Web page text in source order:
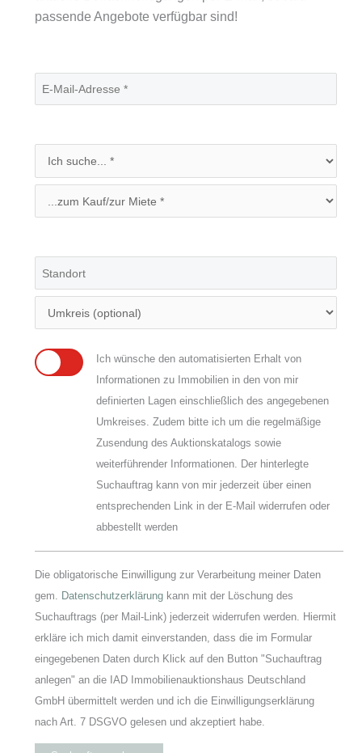
passende Angebote verfügbar sind!
Ich wünsche den automatisierten Erhalt von
Informationen zu Immobilien in den von mir
definierten Lagen einschließlich des angegebenen
Umkreises. Zudem bitte ich um die regelmäßige
Zusendung des Auktionskatalogs sowie
weiterführender Informationen. Der hinterlegte
Suchauftrag kann von mir jederzeit über einen
entsprechenden Link in der E-Mail widerrufen oder
abbestellt werden
Die obligatorische Einwilligung zur Verarbeitung meiner Daten
gem. Datenschutzerklärung kann mit der Löschung des
Suchauftrags (per Mail-Link) jederzeit widerrufen werden. Hiermit
erkläre ich mich damit einverstanden, dass die im Formular
eingegebenen Daten durch Klick auf den Button "Suchauftrag
anlegen" an die IAD Immobilienauktionshaus Deutschland
GmbH übermittelt werden und ich die Einwilligungserklärung
nach Art. 7 DSGVO gelesen und akzeptiert habe.